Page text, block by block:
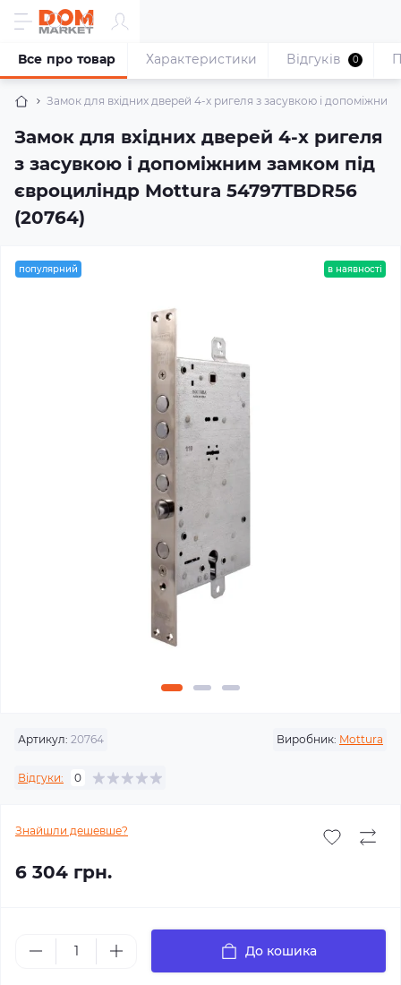
Замок для вхідних дверей 4-x ригеля з засувкою і
Замок для вхідних дверей 4-x ригеля
з засувкою і допоміжним замком під
євроциліндр Mottura 54797TBDR56
(20764)
Все про товар Характеристики Відгуків 0
популярний в наявності
Артикул: 20764 Виробник: Mottura
Відгуки: 0
Знайшли дешевше?
6 304 грн.
До кошика